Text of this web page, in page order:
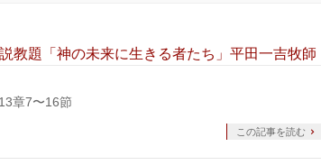
題「神の未来に生きる者たち」平田一吉牧師
章7〜16節
この記事を読む